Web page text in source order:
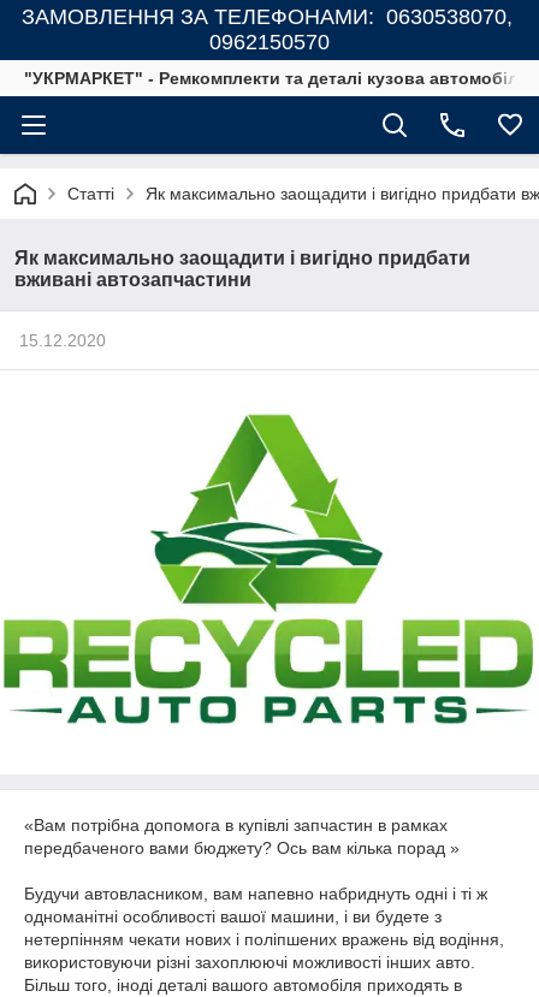
ЗАМОВЛЕННЯ ЗА ТЕЛЕФОНАМИ: 0630538070,
0962150570
"УКРМАРКЕТ" - Ремкомплекти та деталі кузова автомобілів
Статті Як максимально заощадити і вигідно придбати
Як максимально заощадити і вигідно придбати
вживані автозапчастини
15.12.2020
«Вам потрібна допомога в купівлі запчастин в рамках
передбаченого вами бюджету? Ось вам кілька порад »
Будучи автовласником, вам напевно набриднуть одні і ті ж
одноманітні особливості вашої машини, і ви будете з
нетерпінням чекати нових і поліпшених вражень від водіння,
використовуючи різні захоплюючі можливості інших авто.
Більш того, іноді деталі вашого автомобіля приходять в